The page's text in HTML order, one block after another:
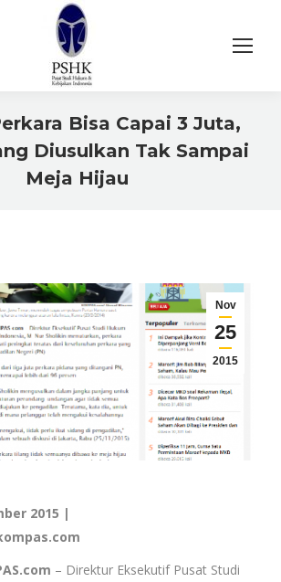
Bisa Capai 3 Juta,
Diusulkan Tak Sampai
Meja Hijau
Nov
25
2015
2015 |
– Direktur Eksekutif Pusat Studi